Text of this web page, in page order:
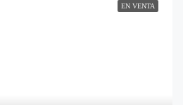
EN VENTA